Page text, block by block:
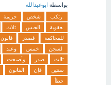
بواسطة ابوعبدالله
ارتكب شخص جريمة
بعقوبة
الحبس ثلاث
للمحاكمة
فصدر قانون
السجن
خمس وعند
ثالث
صدر وأصبحت
سنتين
فإن القانون
خطأ